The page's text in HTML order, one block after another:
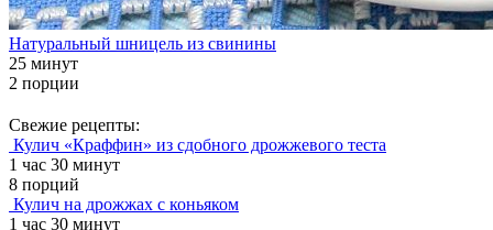
Натуральный шницель из свинины
25 минут
2 порции
Свежие рецепты:
Кулич «Краффин» из сдобного дрожжевого теста
1 час 30 минут
8 порций
Кулич на дрожжах с коньяком
1 час 30 минут